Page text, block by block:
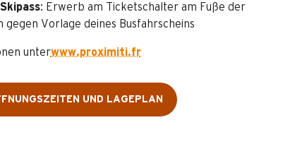
: Erwerb am Ticketschalter am Fuße der
gegen Vorlage deines Busfahrscheins
unterwww.proximiti.fr
UND LAGEPLAN